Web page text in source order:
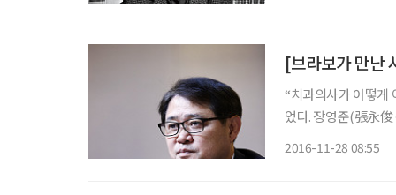
[브라보가 만난
“치과의사가 어떻게
었다. 장영준(張永俊
2016-11-28 08:55